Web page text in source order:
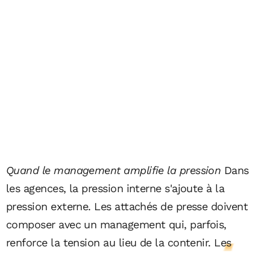
Quand le management amplifie la pression Dans
les agences, la pression interne s'ajoute à la
pression externe. Les attachés de presse doivent
composer avec un management qui, parfois,
renforce la tension au lieu de la contenir. Les